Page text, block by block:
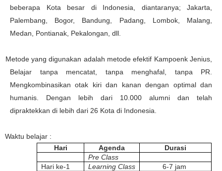
beberapa Kota besar di Indonesia, diantaranya; Jakarta,
Palembang, Bogor, Bandung, Padang, Lombok, Malang,
Medan, Pontianak, Pekalongan, dll.
Metode yang digunakan adalah metode efektif Kampoenk Jenius,
Belajar tanpa mencatat, tanpa menghafal, tanpa PR.
Mengkombinasikan otak kiri dan kanan dengan optimal dan
humanis. Dengan lebih dari 10.000 alumni dan telah
dipraktekkan di lebih dari 26 Kota di Indonesia.
Waktu belajar :
Hari
Agenda
Durasi
Pre Class
Hari ke-1
Learning Class
6-7 jam